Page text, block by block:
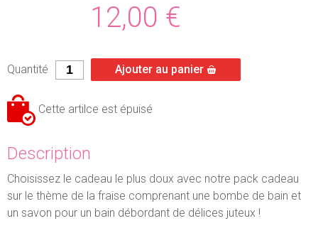
12,00 €
Quantité Ajouter au panier
Cette artilce est épuisé
Description
Choisissez le cadeau le plus doux avec notre pack cadeau
sur le thème de la fraise comprenant une bombe de bain et
un savon pour un bain débordant de délices juteux !